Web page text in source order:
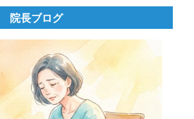
院長ブログ